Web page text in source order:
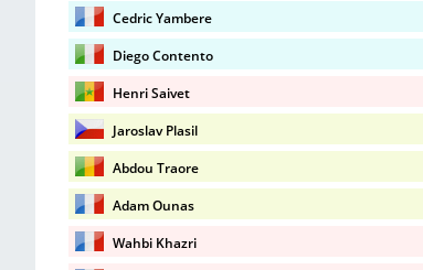
Cedric Yambere
Diego Contento
Henri Saivet
Jaroslav Plasil
Abdou Traore
Adam Ounas
Wahbi Khazri